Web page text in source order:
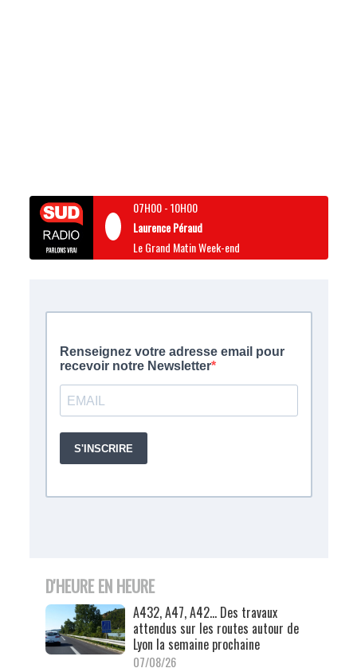
07H00-10H00
Laurence Péraud
Le Grand Matin Week-end
D'HEURE EN HEURE
A432, A47, A42… Des travaux
attendus sur les routes autour de
Lyon la semaine prochaine
07/08/26